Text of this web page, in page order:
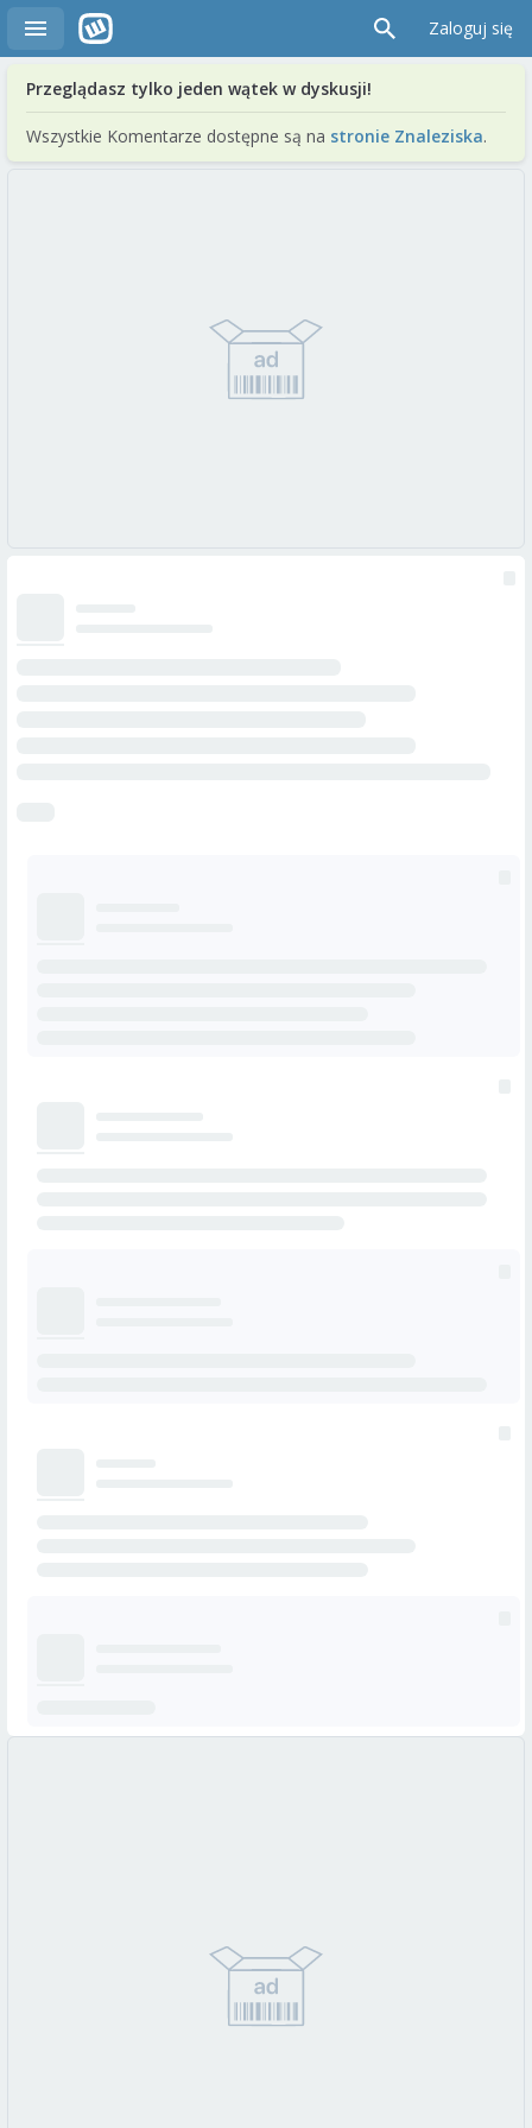
Zaloguj się
Przeglądasz tylko jeden wątek w dyskusji!
Wszystkie Komentarze dostępne są na stronie Znaleziska.